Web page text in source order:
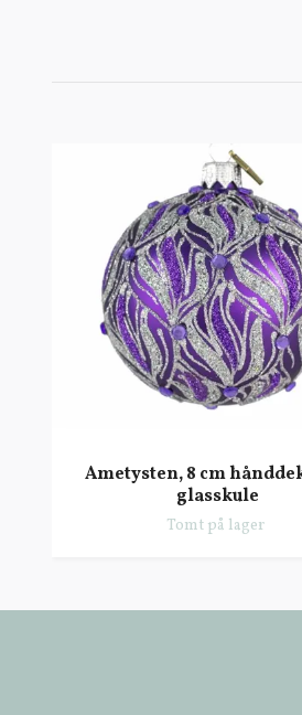
Ametysten, 8 cm
glasskule
Tomt på lager